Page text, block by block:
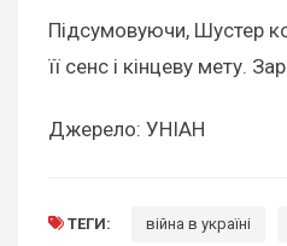
Підсумовуючи, Шустер
її сенс і кінцеву мету.
Джерело: УНІАН
ТЕГИ: війна в україні